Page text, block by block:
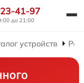
41-97
до 21:00
устройств